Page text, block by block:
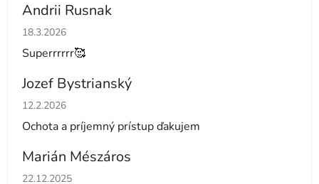
Andrii Rusnak
Hodnotenie obchodu je 5 z 5 hviezdičiek.
18.3.2026
Superrrrrr🥰
Jozef Bystrianský
Hodnotenie obchodu je 5 z 5 hviezdičiek.
12.2.2026
Ochota a príjemný prístup ďakujem
Marián Mészáros
Hodnotenie obchodu je 5 z 5 hviezdičiek.
22.12.2025